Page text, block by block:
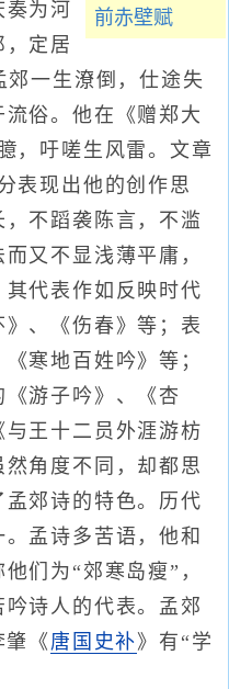
前赤壁赋
为河
定居
郊一生潦倒，仕途失
俗。他在《赠郑大
，吁嗟生风雷。文章
表现出他的创作思
不蹈袭陈言，不滥
又不显浅薄平庸，
代表作如反映时代
、《伤春》等；表
寒地百姓吟》等；
游子吟》、《杏
王十二员外涯游枋
角度不同，却都思
郊诗的特色。历代
孟诗多苦语，他和
们为“郊寒岛瘦”，
诗人的代表。孟郊
肇《 唐国史补》有“学